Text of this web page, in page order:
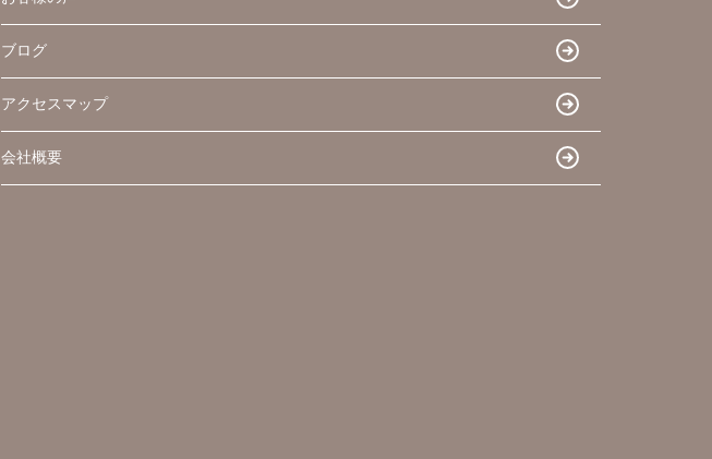
ブログ
アクセスマップ
会社概要